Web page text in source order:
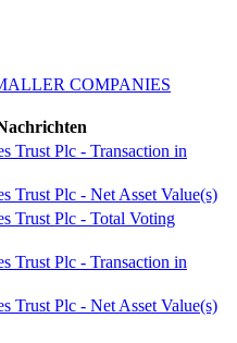
COMPANIES
Trust Plc - Transaction in
Trust Plc - Net Asset Value(s)
Trust Plc - Total Voting
Trust Plc - Transaction in
Trust Plc - Net Asset Value(s)